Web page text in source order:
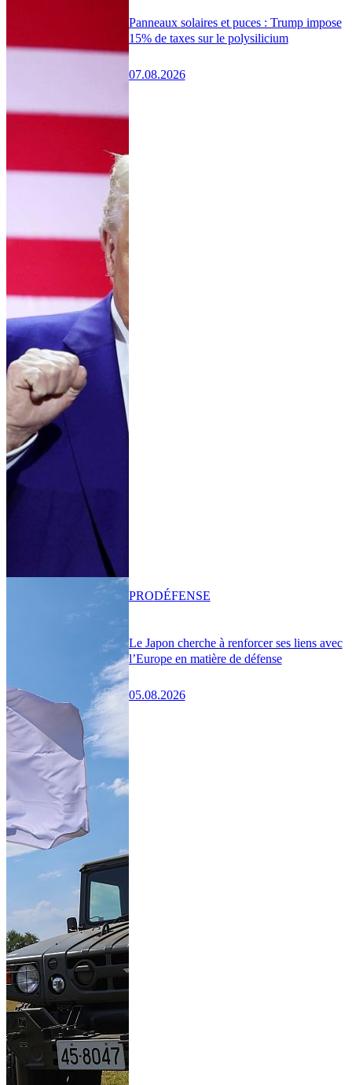
Panneaux solaires et puces : Trump impose
15% de taxes sur le polysilicium
07.08.2026
Le Japon cherche à renforcer ses liens avec
l’Europe en matière de défense
05.08.2026
PRODÉFENSE